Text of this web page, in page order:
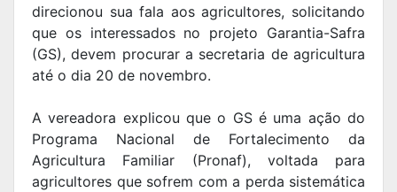
direcionou sua fala aos agricultores, solicitando
que os interessados no projeto Garantia-Safra
(GS), devem procurar a secretaria de agricultura
até o dia 20 de novembro.
A vereadora explicou que o GS é uma ação do
Programa Nacional de Fortalecimento da
Agricultura Familiar (Pronaf), voltada para
agricultores que sofrem com a perda sistemática